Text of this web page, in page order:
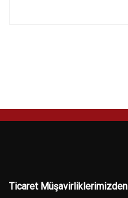
Ticaret Müşavirliklerimizden